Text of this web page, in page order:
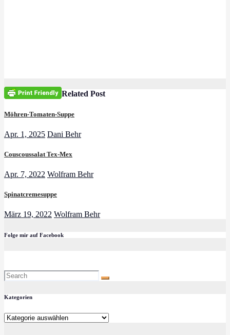
Related Post
Möhren-Tomaten-Suppe
Apr. 1, 2025 Dani Behr
Couscoussalat Tex-Mex
Apr. 7, 2022 Wolfram Behr
Spinatcremesuppe
März 19, 2022 Wolfram Behr
Folge mir auf Facebook
Kategorien
Kategorien